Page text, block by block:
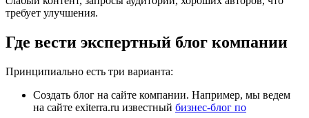
требует улучшения.
Где вести экспертный блог компании
Принципиально есть три варианта:
Создать блог на сайте компании. Например, мы ведем
на сайте exiterra.ru известный бизнес-блог по